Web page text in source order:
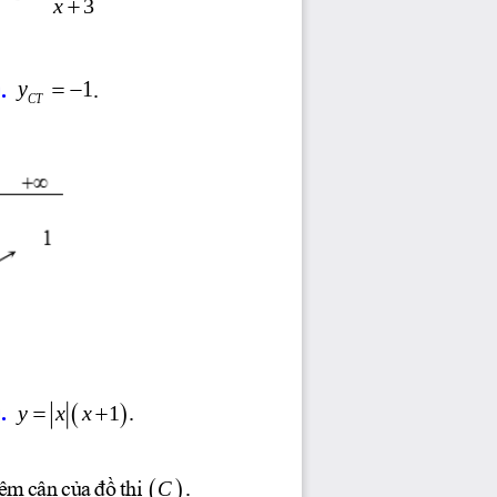
1
CT
y = −
( )
1.
y  xx
= +
cận của đồ thị (  )
C